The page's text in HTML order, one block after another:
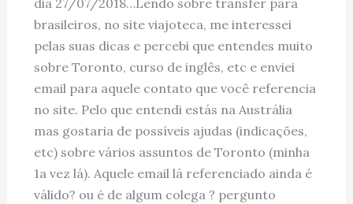
dia 27/07/2018…Lendo sobre transfer para
brasileiros, no site viajoteca, me interessei
pelas suas dicas e percebi que entendes muito
sobre Toronto, curso de inglês, etc e enviei
email para aquele contato que você referencia
no site. Pelo que entendi estás na Austrália
mas gostaria de possíveis ajudas (indicações,
etc) sobre vários assuntos de Toronto (minha
1a vez lá). Aquele email lá referenciado ainda é
válido? ou é de algum colega ? pergunto